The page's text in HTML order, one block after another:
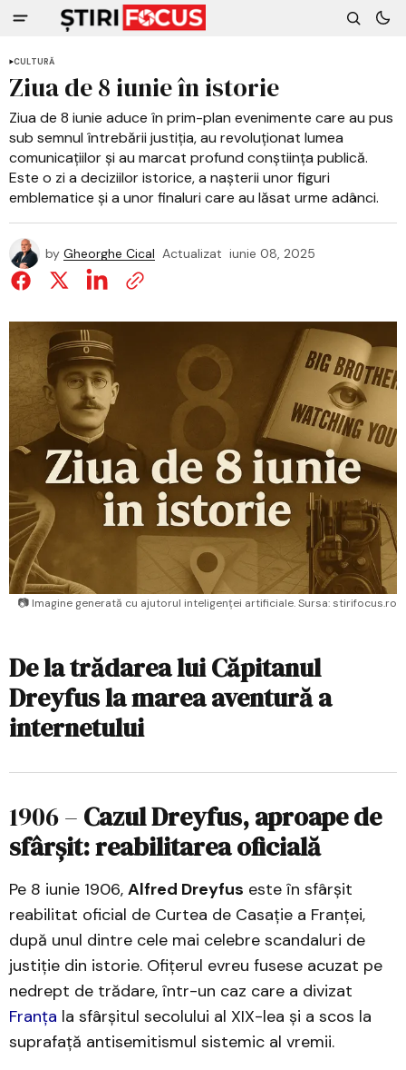
CULTURĂ
Ziua de 8 iunie în istorie
Ziua de 8 iunie aduce în prim-plan evenimente care au pus
sub semnul întrebării justiția, au revoluționat lumea
comunicațiilor și au marcat profund conștiința publică.
Este o zi a deciziilor istorice, a nașterii unor figuri
emblematice și a unor finaluri care au lăsat urme adânci.
by Gheorghe Cical Actualizat iunie 08, 2025
📷 Imagine generată cu ajutorul inteligenței artificiale. Sursa: stirifocus.ro
De la trădarea lui Căpitanul
Dreyfus la marea aventură a
internetului
1906 – Cazul Dreyfus, aproape de
sfârșit: reabilitarea oficială
Pe 8 iunie 1906, Alfred Dreyfus este în sfârșit
reabilitat oficial de Curtea de Casație a Franței,
după unul dintre cele mai celebre scandaluri de
justiție din istorie. Ofițerul evreu fusese acuzat pe
nedrept de trădare, într-un caz care a divizat
Franța la sfârșitul secolului al XIX-lea și a scos la
suprafață antisemitismul sistemic al vremii.